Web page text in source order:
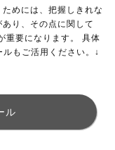
めには、把握しきれな
り、その点に関して
重要になります。 具体
もご活用ください。↓
ル